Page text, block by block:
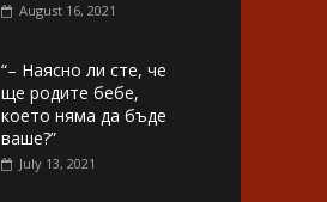
August 16, 2021
“– Наясно ли сте, че
ще родите бебе,
което няма да бъде
ваше?”
July 13, 2021